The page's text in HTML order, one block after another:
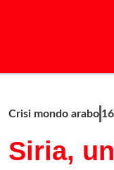
Crisi mondo arabo
Siria,